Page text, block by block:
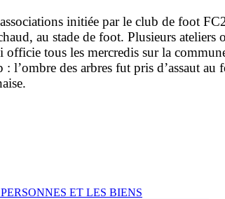
initiée par le club de foot
au stade de foot. Plusieurs
tous les mercredis sur la
l’ombre des arbres fut pris d’assaut
ET LES BIENS